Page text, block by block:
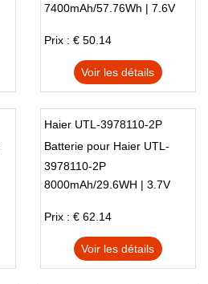
LP14123
7400mAh/57.76Wh | 7.6V
Prix : € 50.14
Voir les détails
Haier UTL-3978110-2P
Batterie pour Haier UTL-
3978110-2P
8000mAh/29.6WH | 3.7V
Prix : € 62.14
Voir les détails